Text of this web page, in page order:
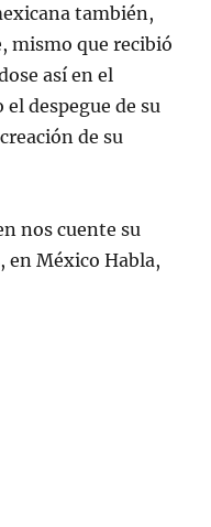
también,
mismo que recibió
así en el
despegue de su
de su
nos cuente su
en México Habla,